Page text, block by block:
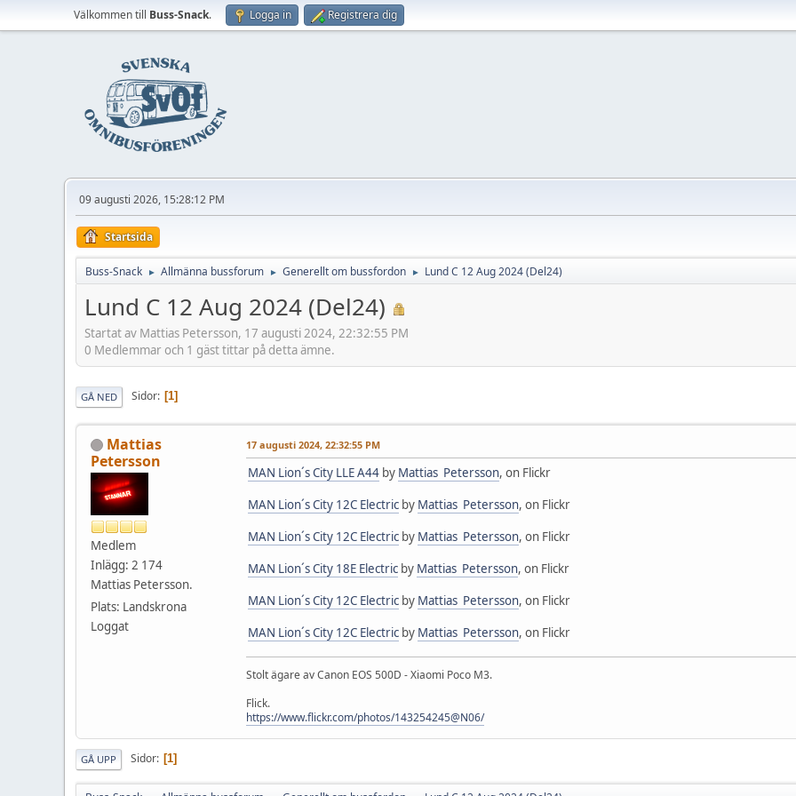
Välkommen till Buss-Snack. Logga in Registrera dig
09 augusti 2026, 15:28:12 PM
Startsida
Buss-Snack ► Allmänna bussforum ► Generellt om bussfordon ► Lund C 12 Aug 2024 (Del24)
Lund C 12 Aug 2024 (Del24)
Startat av Mattias Petersson, 17 augusti 2024, 22:32:55 PM
0 Medlemmar och 1 gäst tittar på detta ämne.
GÅ NED Sidor 1
Mattias
Petersson
Medlem
Inlägg: 2 174
Mattias Petersson.
Plats: Landskrona
Loggat
17 augusti 2024, 22:32:55 PM
MAN Lion´s City LLE A44 by Mattias Petersson, on Flickr
MAN Lion´s City 12C Electric by Mattias Petersson, on Flickr
MAN Lion´s City 12C Electric by Mattias Petersson, on Flickr
MAN Lion´s City 18E Electric by Mattias Petersson, on Flickr
MAN Lion´s City 12C Electric by Mattias Petersson, on Flickr
MAN Lion´s City 12C Electric by Mattias Petersson, on Flickr
Stolt ägare av Canon EOS 500D - Xiaomi Poco M3.
Flick.
https://www.flickr.com/photos/143254245@N06/
GÅ UPP Sidor 1